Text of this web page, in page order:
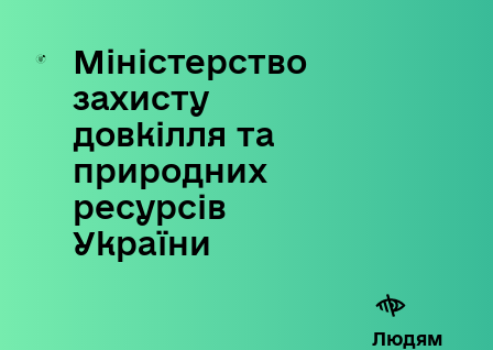
Skip
content
Міністерство
захисту
довкілля та
природних
ресурсів
України
Людям